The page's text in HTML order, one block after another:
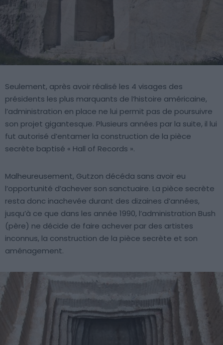
Seulement, après avoir réalisé les 4 visages des
présidents les plus marquants de l’histoire américaine,
l’administration en place ne lui permit pas de poursuivre
son projet gigantesque. Plusieurs années par la suite, il lui
fut autorisé d’entamer la construction de la pièce
secrète baptisé « Hall of Records ».
Malheureusement, Gutzon décéda sans avoir eu
l’opportunité d’achever son sanctuaire. La pièce secrète
resta donc inachevée durant des dizaines d’années,
jusqu’à ce que dans les année 1990, l’administration Bush
(père) ne décide de faire achever par des artistes
inconnus, la construction de la pièce secrète et son
aménagement.